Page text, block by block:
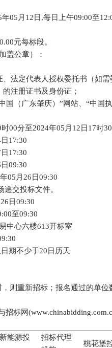
年05月 12 日 ,每日上午09:00至
.00元每标段。
盖公章）：
法定代表人授权委托书（如需
注册证书及身份证；
国（广东肇庆）”网站、“中国
时00分至2024年05月 12 日 17时
日 17:30
日 17:30
日09:30
05月 26 日09:30
交投标文件。
26 日09:30
至09:30
中心六楼613开标室
期不少于20日历天
，则重新招标；报名通过的单位
招标网
能源投
招标代理
桃花堡